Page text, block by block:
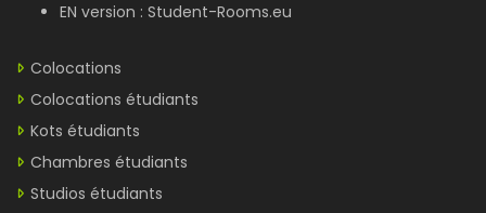
EN version : Student-Rooms.eu
Colocations
Colocations étudiants
Kots étudiants
Chambres étudiants
Studios étudiants